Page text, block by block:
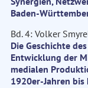
Baden-
Bd. 4: Volker
Die Geschichte
Entwicklung der
medialen
1920er-Jahren bis